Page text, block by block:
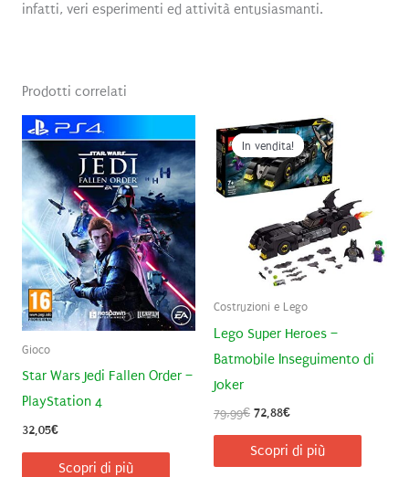
infatti, veri esperimenti ed attività entusiasmanti.
Prodotti correlati
Gioco
Star Wars Jedi Fallen Order –
PlayStation 4
32,05€
Scopri di più
In vendita!
In vendita!
Costruzioni e Lego
Lego Super Heroes –
Batmobile Inseguimento di
Joker
79,99€ Il
originale
72,88€Il
attuale
Scopri di più